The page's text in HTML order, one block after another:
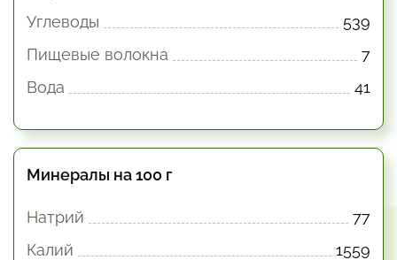
Углеводы
539
Пищевые волокна
7
Вода
41
Минералы на 100 г
Натрий
77
Калий
1559